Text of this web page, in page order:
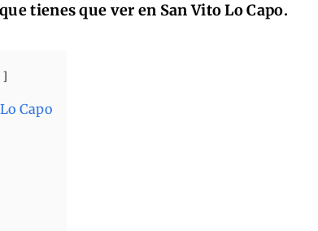
tienes que ver en San Vito Lo Capo.
Capo